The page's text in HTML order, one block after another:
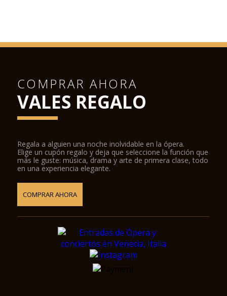
COMPRAR AHORA
VALES REGALO
Regala a alguien una noche inolvidable en la ópera.
Elige un cupón regalo y deja que seleccione la función que
más le guste: música, drama y arte de primera clase, todo
en una experiencia elegante.
COMPRAR AHORA